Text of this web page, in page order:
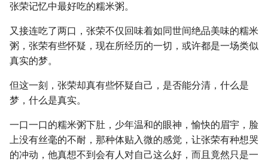
张荣记忆中最好吃的糯米粥。
又接连吃了两口，张荣不仅回味着如同世间绝品美味的糯米
粥，张荣有些怀疑，现在所经历的一切，或许都是一场类似
真实的梦。
但这一刻，张荣却真有些怀疑自己，是否能分清，什么是
梦，什么是真实。
一口一口的糯米粥下肚，少年温和的眼神，愉快的眉宇，脸
上没有丝毫的不耐，那种体贴入微的感觉，让张荣有种想哭
的冲动，他真想不到会有人对自己这么好，而且竟然只是一